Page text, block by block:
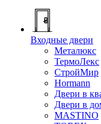
Входные двери
Металюкс
ТермоЛекс
СтройМир
Hormann
Двери в
Двери в
MASTINO